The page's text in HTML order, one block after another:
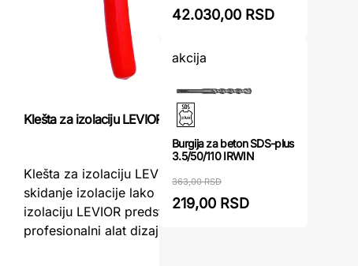
Klešta za izolaciju LEVIOR
Klešta za izolaciju LEVIOR – Precizno
skidanje izolacije lako i brzoKlešta za
izolaciju LEVIOR predstavljaju
profesionalni alat dizajniran za brzo, pr ...
42.030,00 RSD
akcija
Burgija za beton SDS-plus
3.5/50/110 IRWIN
363,00 RSD
219,00 RSD